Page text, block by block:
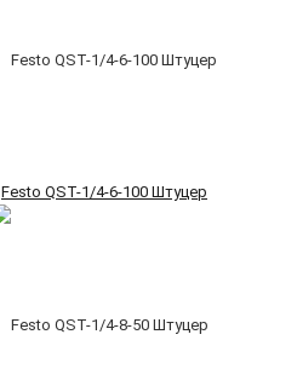
Festo QST-1/4-6-100 Штуцер